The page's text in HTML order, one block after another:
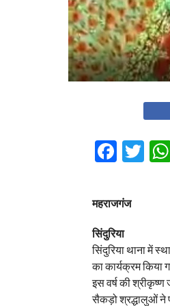
महराजगंज
सिंदुरिया
सिंदुरिया थाना में
का कार्यक्रम किया
इस वर्ष की श्रीकृष्ण
सैकड़ो श्रद्धालुओं ने